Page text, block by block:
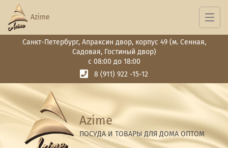
Санкт-Петербург, Апраксин двор, корпус 49 (м. Сенная,
Садовая, Гостиный двор)
с 08:00 до 18:00
8 (911) 922 -15-12
Azime
ПОСУДА И ТОВАРЫ ДЛЯ ДОМА ОПТОМ
Azime